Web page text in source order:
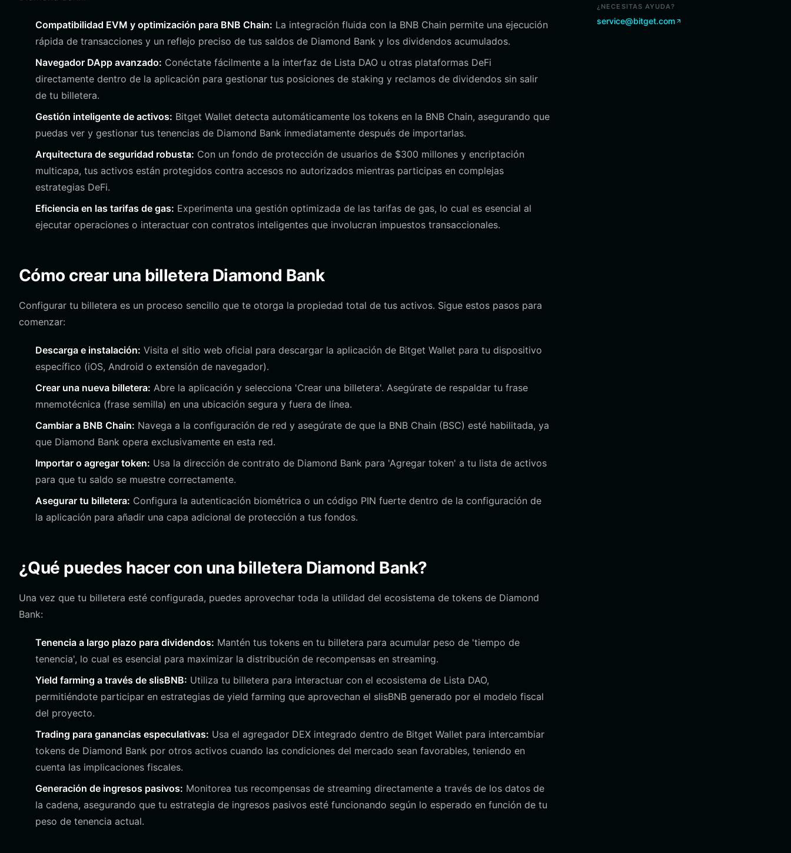
Compatibilidad EVM y optimización para BNB Chain: La integración fluida con la BNB Chain permite una ejecución
rápida de transacciones y un reflejo preciso de tus saldos de Diamond Bank y los dividendos acumulados.
Navegador DApp avanzado: Conéctate fácilmente a la interfaz de Lista DAO u otras plataformas DeFi
directamente dentro de la aplicación para gestionar tus posiciones de staking y reclamos de dividendos sin salir
de tu billetera.
Gestión inteligente de activos: Bitget Wallet detecta automáticamente los tokens en la BNB Chain, asegurando que
puedas ver y gestionar tus tenencias de Diamond Bank inmediatamente después de importarlas.
Arquitectura de seguridad robusta: Con un fondo de protección de usuarios de $300 millones y encriptación
multicapa, tus activos están protegidos contra accesos no autorizados mientras participas en complejas
estrategias DeFi.
Eficiencia en las tarifas de gas: Experimenta una gestión optimizada de las tarifas de gas, lo cual es esencial al
ejecutar operaciones o interactuar con contratos inteligentes que involucran impuestos transaccionales.
Cómo crear una billetera Diamond Bank
Configurar tu billetera es un proceso sencillo que te otorga la propiedad total de tus activos. Sigue estos pasos para
comenzar:
Descarga e instalación: Visita el sitio web oficial para descargar la aplicación de Bitget Wallet para tu dispositivo
específico (iOS, Android o extensión de navegador).
Crear una nueva billetera: Abre la aplicación y selecciona 'Crear una billetera'. Asegúrate de respaldar tu frase
mnemotécnica (frase semilla) en una ubicación segura y fuera de línea.
Cambiar a BNB Chain: Navega a la configuración de red y asegúrate de que la BNB Chain (BSC) esté habilitada, ya
que Diamond Bank opera exclusivamente en esta red.
Importar o agregar token: Usa la dirección de contrato de Diamond Bank para 'Agregar token' a tu lista de activos
para que tu saldo se muestre correctamente.
Asegurar tu billetera: Configura la autenticación biométrica o un código PIN fuerte dentro de la configuración de
la aplicación para añadir una capa adicional de protección a tus fondos.
¿Qué puedes hacer con una billetera Diamond Bank?
Una vez que tu billetera esté configurada, puedes aprovechar toda la utilidad del ecosistema de tokens de Diamond
Bank:
Tenencia a largo plazo para dividendos: Mantén tus tokens en tu billetera para acumular peso de 'tiempo de
tenencia', lo cual es esencial para maximizar la distribución de recompensas en streaming.
Yield farming a través de slisBNB: Utiliza tu billetera para interactuar con el ecosistema de Lista DAO,
permitiéndote participar en estrategias de yield farming que aprovechan el slisBNB generado por el modelo fiscal
del proyecto.
Trading para ganancias especulativas: Usa el agregador DEX integrado dentro de Bitget Wallet para intercambiar
tokens de Diamond Bank por otros activos cuando las condiciones del mercado sean favorables, teniendo en
cuenta las implicaciones fiscales.
Generación de ingresos pasivos: Monitorea tus recompensas de streaming directamente a través de los datos de
la cadena, asegurando que tu estrategia de ingresos pasivos esté funcionando según lo esperado en función de tu
peso de tenencia actual.
¿NECESITAS AYUDA?
service@bitget.com